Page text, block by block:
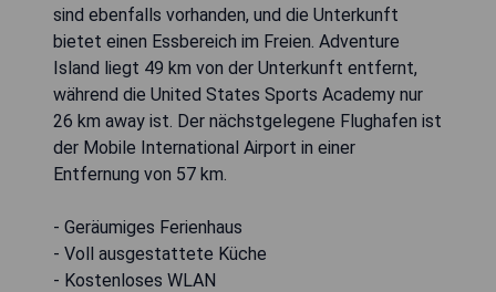
sind ebenfalls vorhanden, und die Unterkunft
bietet einen Essbereich im Freien. Adventure
Island liegt 49 km von der Unterkunft entfernt,
während die United States Sports Academy nur
26 km away ist. Der nächstgelegene Flughafen ist
der Mobile International Airport in einer
Entfernung von 57 km.
- Geräumiges Ferienhaus
- Voll ausgestattete Küche
- Kostenloses WLAN